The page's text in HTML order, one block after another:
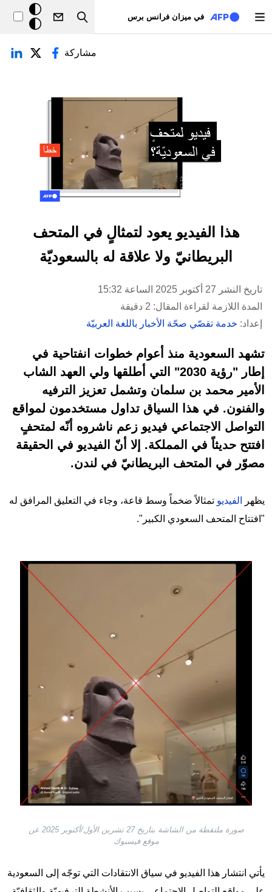
في ميزان فرانس برس
Search
خلفيّة
داكنة
التبويبات الأساسية
مشاركة
هذا الفيديو يعود لتمثالٍ في المتحف
البريطانيّ ولا علاقة له بالسعوديّة
تاريخ النشر 27 أكتوبر 2025 الساعة 15:32
المدة اللازمة لقراءة المقال: 2 دقيقة
إعداد: خدمة تقصّي صحّة الأخبار باللغة العربيّة
تشهد السعودية منذ أعوام خطوات انفتاحية في
إطار "رؤية 2030" التي أطلقها ولي العهد الشاب
الأمير محمد بن سلمان وتشمل تعزيز الترفيه
والفنون. في هذا السياق تداول مستخدمون لمواقع
التواصل الاجتماعي فيديو زعم ناشروه أنّه لمتحفٍ
افتتح حديثاً في المملكة. إلا أنّ الفيديو في الحقيقة
مصوّر في المتحف البريطانيّ في لندن.
يظهر الفيديو تمثالاً ضخماً وسط قاعة، وجاء في التعليق المرافق له
"افتتاح المتحف السعودي الكبير".
Image
صورة ملتقطة من الشاشة بتاريخ 27 تشرين الأول/أكتوبر 2025 عن
موقع فيسبوك
يأتي انتشار هذا الفيديو في سياق الانتقادات التي توجّه إلى السعودية